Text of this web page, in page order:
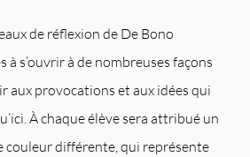
de réflexion de De Bono
à s’ouvrir à de nombreuses façons
aux provocations et aux idées qui
À chaque élève sera attribué un
couleur différente, qui représente